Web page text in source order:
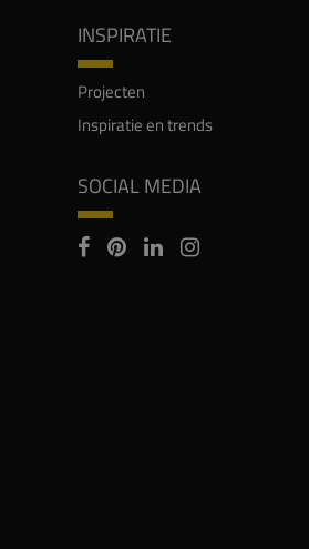
INSPIRATIE
Projecten
Inspiratie en trends
SOCIAL MEDIA